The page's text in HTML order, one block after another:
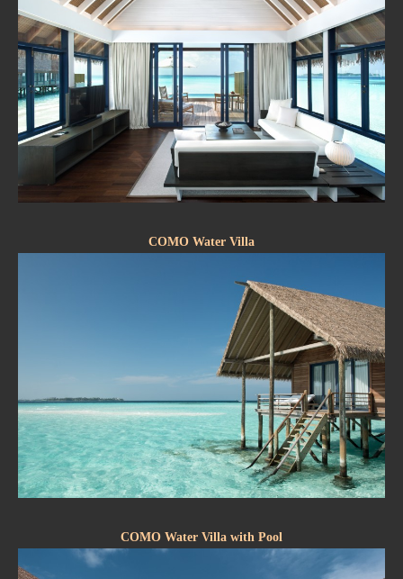
COMO Water Villa
COMO Water Villa with Pool